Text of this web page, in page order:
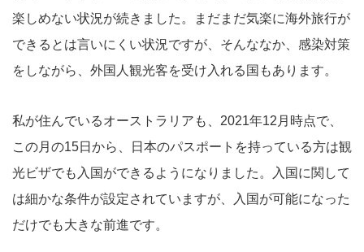
楽しめない状況が続きました。まだまだ気楽に海外旅行が
できるとは言いにくい状況ですが、そんななか、感染対策
をしながら、外国人観光客を受け入れる国もあります。
私が住んでいるオーストラリアも、2021年12月時点で、
この月の15日から、日本のパスポートを持っている方は観
光ビザでも入国ができるようになりました。入国に関して
は細かな条件が設定されていますが、入国が可能になった
だけでも大きな前進です。